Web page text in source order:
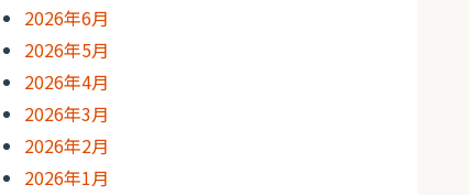
2026年6月
2026年5月
2026年4月
2026年3月
2026年2月
2026年1月